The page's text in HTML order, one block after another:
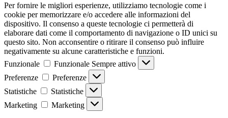
Per fornire le migliori esperienze, utilizziamo tecnologie come i
cookie per memorizzare e/o accedere alle informazioni del
dispositivo. Il consenso a queste tecnologie ci permetterà di
elaborare dati come il comportamento di navigazione o ID unici su
questo sito. Non acconsentire o ritirare il consenso può influire
negativamente su alcune caratteristiche e funzioni.
Funzionale
Funzionale Sempre attivo
Preferenze
Preferenze
Statistiche
Statistiche
Marketing
Marketing